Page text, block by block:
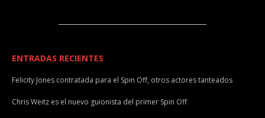
ENTRADAS RECIENTES
Felicity Jones contratada para el Spin Off, otros actores tanteados
Chris Weitz es el nuevo guionista del primer Spin Off